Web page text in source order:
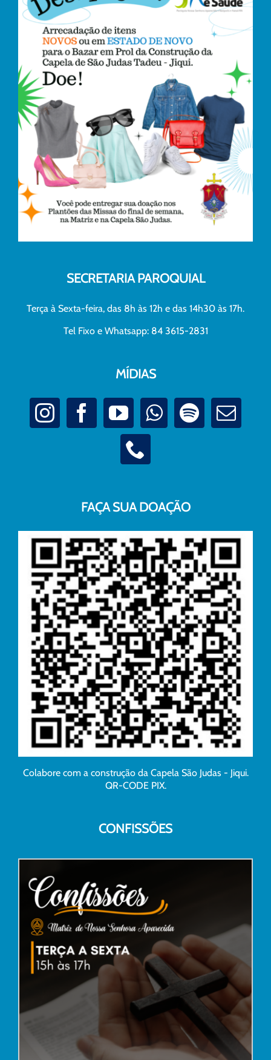
SECRETARIA PAROQUIAL
Terça à Sexta-feira, das 8h às 12h e das 14h30 às 17h.
Tel Fixo e Whatsapp: 84 3615-2831
MÍDIAS
FAÇA SUA DOAÇÃO
Colabore com a construção da Capela São Judas - Jiqui.
QR-CODE PIX.
CONFISSÕES